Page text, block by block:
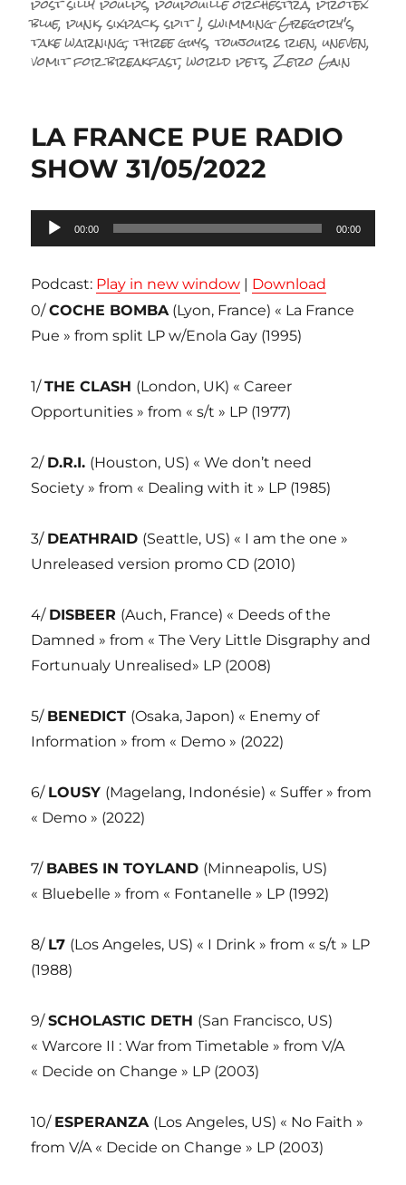
blue,punk,sixpack,spit !,swimming Gregory's,
take warning,three guys,toujours rien,uneven,
vomit for breakfast,world pets,Zero Gain
LA FRANCE PUE RADIO
SHOW 31/05/2022
Lecteur
audio
00:00 00:00
Podcast: Play in new window | Download
0/COCHE BOMBA (Lyon, France) « La France
Pue » from split LP w/Enola Gay (1995)
1/THE CLASH (London, UK) « Career
Opportunities » from « s/t » LP (1977)
2/ D.R.I. (Houston, US) « We don’t need
Society » from « Dealing with it » LP (1985)
3/ DEATHRAID (Seattle, US) « I am the one »
Unreleased version promo CD (2010)
4/ DISBEER (Auch, France) « Deeds of the
Damned » from « The Very Little Disgraphy and
Fortunualy Unrealised» LP (2008)
5/ BENEDICT (Osaka, Japon) « Enemy of
Information » from « Demo » (2022)
6/ LOUSY (Magelang, Indonésie) « Suffer » from
« Demo » (2022)
7/ BABES IN TOYLAND (Minneapolis, US)
« Bluebelle » from « Fontanelle » LP (1992)
8/ L7 (Los Angeles, US) « I Drink » from « s/t » LP
(1988)
9/SCHOLASTIC DETH (San Francisco, US)
« Warcore II : War from Timetable » from V/A
« Decide on Change » LP (2003)
10/ ESPERANZA (Los Angeles, US) « No Faith »
from V/A « Decide on Change » LP (2003)